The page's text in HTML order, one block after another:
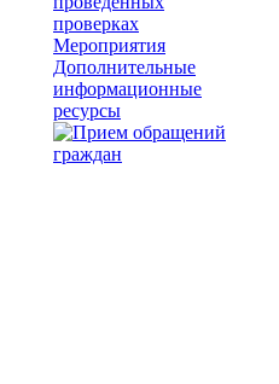
проверках
Мероприятия
Дополнительные
информационные
ресурсы